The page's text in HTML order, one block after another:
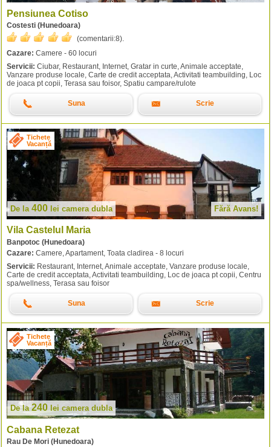
Pensiunea Cotiso
Costesti (Hunedoara)
(comentarii:8).
Cazare: Camere - 60 locuri
Servicii: Ciubar, Restaurant, Internet, Gratar in curte, Animale acceptate,
Vanzare produse locale, Carte de credit acceptata, Activitati teambuilding, Loc
de joaca pt copii, Terasa sau foisor, Spatiu campare/rulote
Suna Scrie
Tichete
Vacanță
De la 400 lei camera dubla Fără Avans!
Vila Castelul Maria
Banpotoc (Hunedoara)
Cazare: Camere, Apartament, Toata cladirea - 8 locuri
Servicii: Restaurant, Internet, Animale acceptate, Vanzare produse locale,
Carte de credit acceptata, Activitati teambuilding, Loc de joaca pt copii, Centru
spa/wellness, Terasa sau foisor
Suna Scrie
Tichete
Vacanță
De la240 lei camera dubla
Cabana Retezat
Rau De Mori (Hunedoara)